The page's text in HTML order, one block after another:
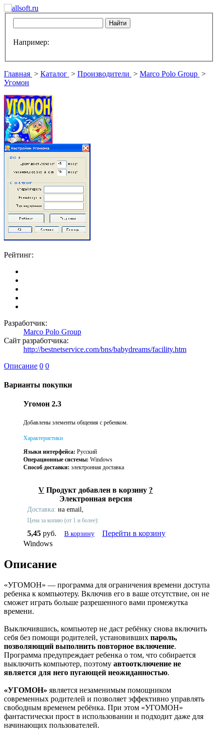
Например:
Главная > Каталог > Производители > Marco Polo Group >
Угомон
Рейтинг:
Разработчик:
Marco Polo Group
Сайт разработчика:
http://bestnetservice.com/bns/babydreams/facility.htm
Описание 0 0
Варианты покупки
Угомон 2.3
Добавлены элементы общения с ребенком.
Характеристики
Языки интерфейса: Русский
Операционные системы: Windows
Способ доставки: электронная доставка
V Продукт добавлен в корзину ?
Электронная версия
Доставка: на email,
Цена за копию (от 1 и более):
5,45 руб. В корзину
Перейти в корзину
Windows
Описание
«УГОМОН» — программа для ограничения времени доступа
ребенка к компьютеру. Включив его в ваше отсутствие, он не
сможет играть больше разрешенного вами промежутка
времени.
Выключившись, компьютер не даст ребёнку снова включить
себя без помощи родителей, установивших пароль,
позволяющий выполнить повторное включение.
Программа предупреждает ребенка о том, что собирается
выключить компьютер, поэтому автоотключение не
является для него пугающей неожиданностью.
«УГОМОН» является незаменимым помощником
современных родителей и позволяет эффективно управлять
свободным временем ребёнка. При этом «УГОМОН»
фантастически прост в использовании и подходит даже для
начинающих пользователей.